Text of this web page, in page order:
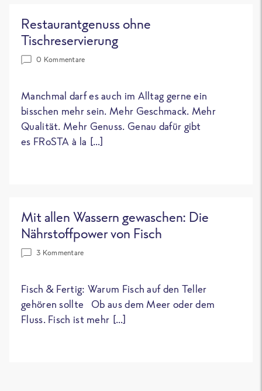
Restaurantgenuss ohne
Tischreservierung
0 Kommentare
Manchmal darf es auch im Alltag gerne ein
bisschen mehr sein. Mehr Geschmack. Mehr
Qualität. Mehr Genuss. Genau dafür gibt
es FRoSTA à la […]
Mit allen Wassern gewaschen: Die
Nährstoffpower von Fisch
3 Kommentare
Fisch & Fertig: Warum Fisch auf den Teller
gehören sollte Ob aus dem Meer oder dem
Fluss. Fisch ist mehr […]